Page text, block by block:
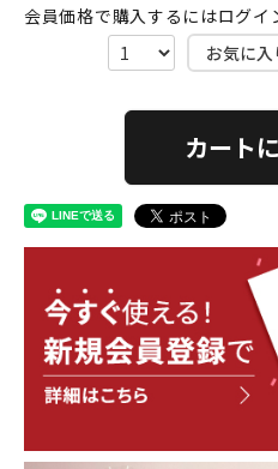
会員価格で購入するにはログイ
お気に
カート